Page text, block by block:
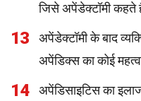
जिसे अपेंडेक्टॉमी कहते
13
अपेंडेक्टॉमी के बाद
अपेंडिक्स का कोई
14
अपेंडिसाइटिस का